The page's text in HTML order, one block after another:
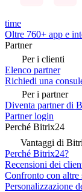
time
Oltre 760+ app e
Partner
Per i clienti
Elenco partner
Richiedi una
Per i partner
Diventa partner di
Partner login
Perché Bitrix24
Vantaggi di
Perché Bitrix24?
Recensioni dei
Confronto con altre
Personalizzazione